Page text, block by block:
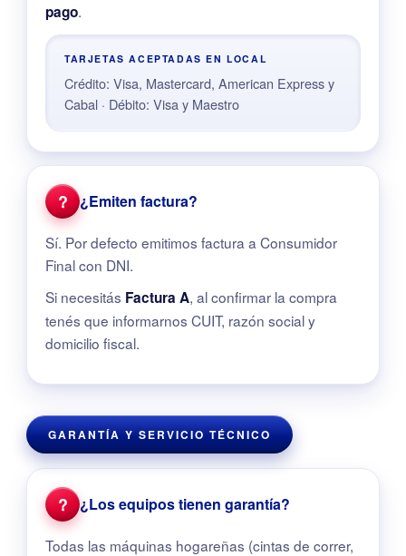
pago.
TARJETAS ACEPTADAS EN LOCAL
Crédito: Visa, Mastercard, American Express y
Cabal · Débito: Visa y Maestro
? ¿Emiten factura?
Sí. Por defecto emitimos factura a Consumidor
Final con DNI.
Si necesitás Factura A, al confirmar la compra
tenés que informarnos CUIT, razón social y
domicilio fiscal.
GARANTÍA Y SERVICIO TÉCNICO
? ¿Los equipos tienen garantía?
Todas las máquinas hogareñas (cintas de correr,